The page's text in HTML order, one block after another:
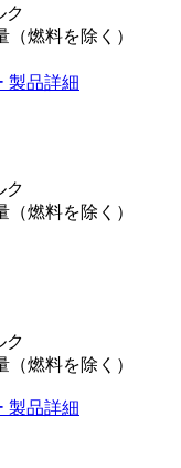
ク
（燃料を除く）
製品詳細
ク
（燃料を除く）
ク
（燃料を除く）
製品詳細